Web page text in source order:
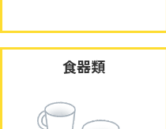
食器類